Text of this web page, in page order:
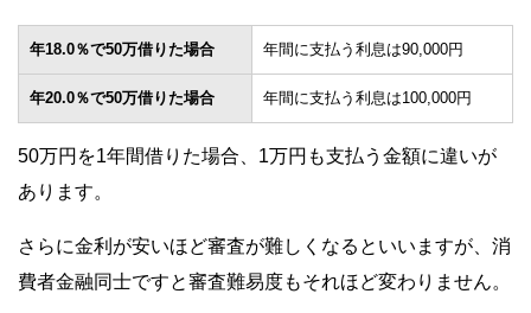
年18.0％で50万借りた場合 年間に支払う利息は90,000円
年20.0％で50万借りた場合 年間に支払う利息は100,000円
50万円を1年間借りた場合、1万円も支払う金額に違いが
あります。
さらに金利が安いほど審査が難しくなるといいますが、消
費者金融同士ですと審査難易度もそれほど変わりません。